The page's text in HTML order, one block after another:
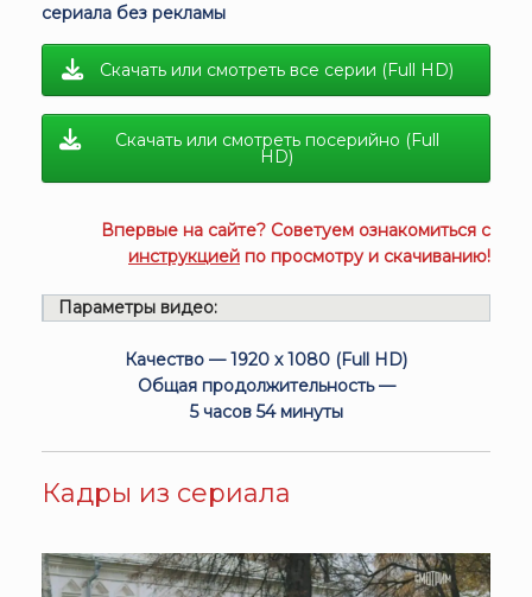
сериала без рекламы
Скачать или смотреть все серии (Full HD)
Скачать или смотреть посерийно (Full
HD)
Впервые на сайте? Советуем ознакомиться с
инструкцией по просмотру и скачиванию!
Параметры видео:
Качество — 1920 x 1080 (Full HD)
Общая продолжительность —
5 часов 54 минуты
Кадры из сериала